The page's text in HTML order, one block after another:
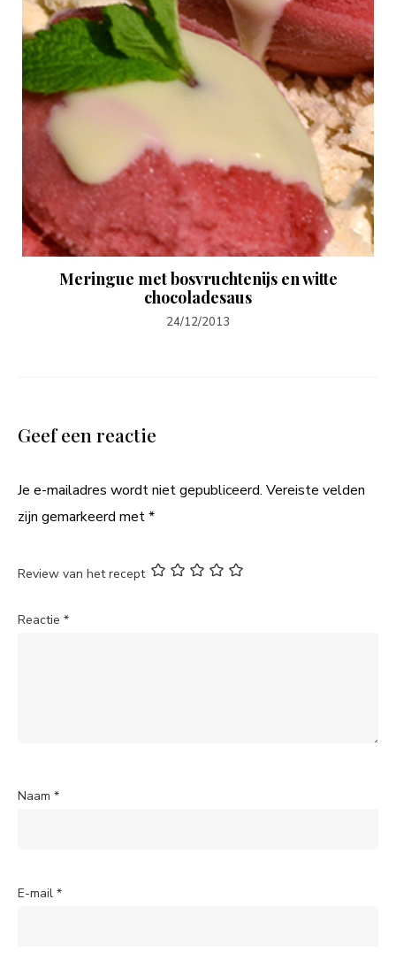
Meringue met bosvruchtenijs en witte
chocoladesaus
24/12/2013
Geef een reactie
Je e-mailadres wordt niet gepubliceerd. Vereiste velden
zijn gemarkeerd met*
Review van het recept
Reactie *
Naam *
E-mail *